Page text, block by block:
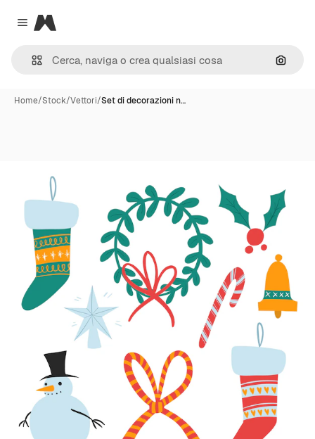
Close menu
Magnific
Cerca
Home/Stock/Vettori/Set di decorazioni n…